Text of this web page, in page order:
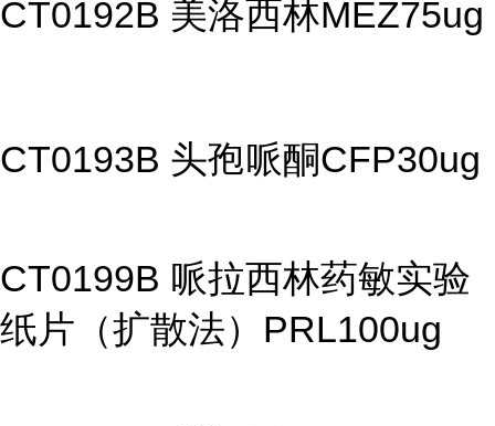
CT0192B 美洛西林MEZ75ug
CT0193B 头孢哌酮CFP30ug
CT0199B 哌拉西林药敏实验
纸片（扩散法）PRL100ug